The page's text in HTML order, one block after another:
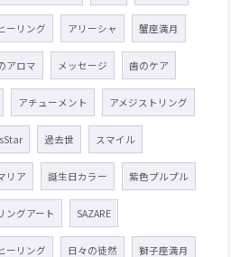
ーリング アリーシャ 蟹座満月
アロマ メッセージ 歯のケア
アチューメント アメジストリング
過去世 スマイル
リア 誕生日カラー 紫色プルプル
ングアート SAZARE
ーリング 日々の徒然 獅子座満月